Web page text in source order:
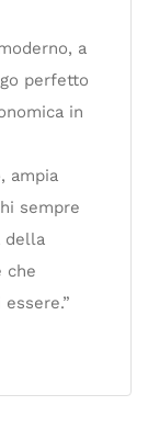
a
perfetto
in
ampia
sempre
della
che